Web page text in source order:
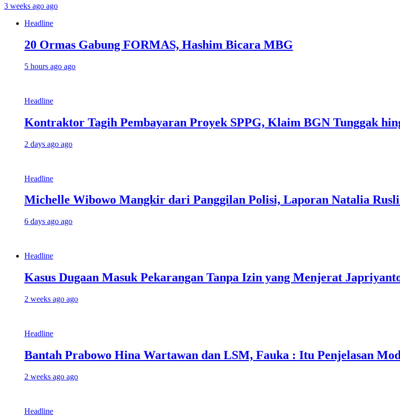
3 weeks ago ago
Headline
20 Ormas Gabung FORMAS, Hashim Bicara MBG
5 hours ago ago
Headline
Kontraktor Tagih Pembayaran Proyek SPPG, Klaim BGN Tunggak
2 days ago ago
Headline
Michelle Wibowo Mangkir dari Panggilan Polisi, Laporan Natalia
6 days ago ago
Headline
Kasus Dugaan Masuk Pekarangan Tanpa Izin yang Menjerat
2 weeks ago ago
Headline
Bantah Prabowo Hina Wartawan dan LSM, Fauka : Itu Penjelasan
2 weeks ago ago
Headline